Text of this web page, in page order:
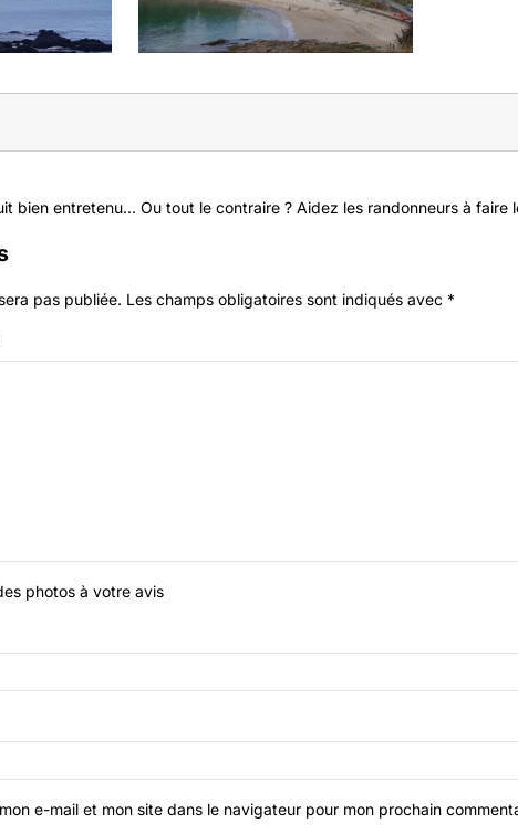
bien entretenu... Ou tout le contraire ? Aidez les randonneurs à faire
pas publiée. Les champs obligatoires sont indiqués avec *
photos à votre avis
e-mail et mon site dans le navigateur pour mon prochain